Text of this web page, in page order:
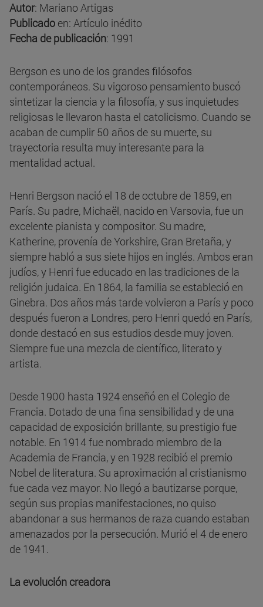
Autor: Mariano Artigas
Publicado en: Artículo inédito
Fecha de publicación: 1991
Bergson es uno de los grandes filósofos
contemporáneos. Su vigoroso pensamiento buscó
sintetizar la ciencia y la filosofía, y sus inquietudes
religiosas le llevaron hasta el catolicismo. Cuando se
acaban de cumplir 50 años de su muerte, su
trayectoria resulta muy interesante para la
mentalidad actual.
Henri Bergson nació el 18 de octubre de 1859, en
París. Su padre, Michaël, nacido en Varsovia, fue un
excelente pianista y compositor. Su madre,
Katherine, provenía de Yorkshire, Gran Bretaña, y
siempre habló a sus siete hijos en inglés. Ambos eran
judíos, y Henri fue educado en las tradiciones de la
religión judaica. En 1864, la familia se estableció en
Ginebra. Dos años más tarde volvieron a París y poco
después fueron a Londres, pero Henri quedó en París,
donde destacó en sus estudios desde muy joven.
Siempre fue una mezcla de científico, literato y
artista.
Desde 1900 hasta 1924 enseñó en el Colegio de
Francia. Dotado de una fina sensibilidad y de una
capacidad de exposición brillante, su prestigio fue
notable. En 1914 fue nombrado miembro de la
Academia de Francia, y en 1928 recibió el premio
Nobel de literatura. Su aproximación al cristianismo
fue cada vez mayor. No llegó a bautizarse porque,
según sus propias manifestaciones, no quiso
abandonar a sus hermanos de raza cuando estaban
amenazados por la persecución. Murió el 4 de enero
de 1941.
La evolución creadora